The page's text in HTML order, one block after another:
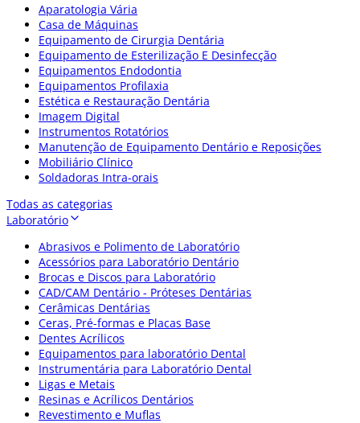
Aparatologia Vária
Casa de Máquinas
Equipamento de Cirurgia Dentária
Equipamento de Esterilização E Desinfecção
Equipamentos Endodontia
Equipamentos Profilaxia
Estética e Restauração Dentária
Imagem Digital
Instrumentos Rotatórios
Manutenção de Equipamento Dentário e Reposições
Mobiliário Clínico
Soldadoras Intra-orais
Todas as categorias
Laboratório
Abrasivos e Polimento de Laboratório
Acessórios para Laboratório Dentário
Brocas e Discos para Laboratório
CAD/CAM Dentário - Próteses Dentárias
Cerâmicas Dentárias
Ceras, Pré-formas e Placas Base
Dentes Acrílicos
Equipamentos para laboratório Dental
Instrumentária para Laboratório Dental
Ligas e Metais
Resinas e Acrílicos Dentários
Revestimento e Muflas